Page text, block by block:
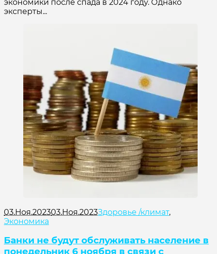
экономики после спада в 2024 году. Однако
эксперты...
03.Ноя.202303.Ноя.2023Здоровье /климат,
Экономика
Банки не будут обслуживать население в
понедельник 6 ноября в связи с